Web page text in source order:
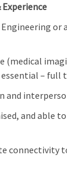
or
(medical
– full
and
and able
connectivity